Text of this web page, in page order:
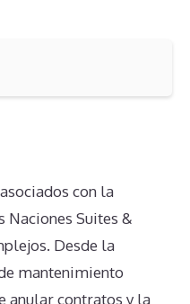
con la
Suites &
Desde la
mantenimiento
anular contratos y la